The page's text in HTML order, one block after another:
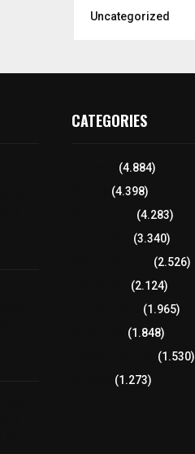
Uncategorized
CATEGORIES
(4.884)
(4.398)
(4.283)
(3.340)
(2.526)
(2.124)
(1.965)
(1.848)
(1.530)
(1.273)